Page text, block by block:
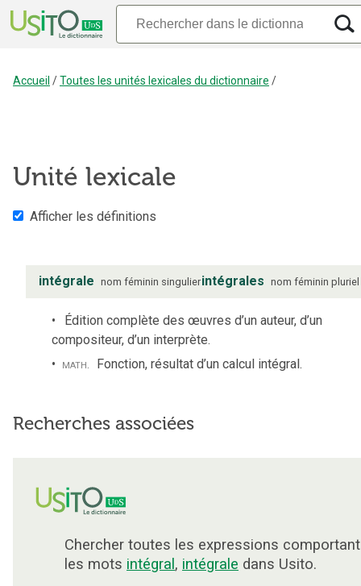
Accueil /Toutes les unités lexicales du dictionnaire /
Unité lexicale
Afficher les définitions
intégrale nom féminin singulierintégrales nom féminin pluriel
Édition complète des œuvres d’un auteur, d’un
compositeur, d’un interprète.
math. Fonction, résultat d’un calcul intégral.
Recherches associées
Chercher toutes les expressions comportant
les mots intégral , intégrale dans Usito.